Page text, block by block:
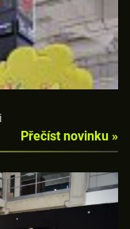
Přečíst novinku »